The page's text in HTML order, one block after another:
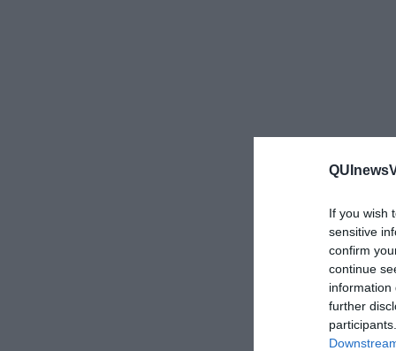
If you wish
sensitive
confirm
continue
information
further